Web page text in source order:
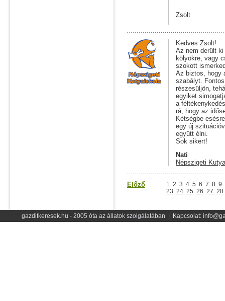
Zsolt
Kedves Zsolt!
Az nem derült
kölyökre, vagy
szokott
Az biztos, hogy
szabályt.
részesüljön,
egyiket
a
rá, hogy az
Kétségbe
egy új
együtt élni.
Sok sikert!
Nati
Népszigeti
Előző 1 2 3 4 5 6 7 8 9
23 24 25 26 27 28
gazditkeresek.hu - 2005 óta az állatok szolgálatában | Kapcsolat: